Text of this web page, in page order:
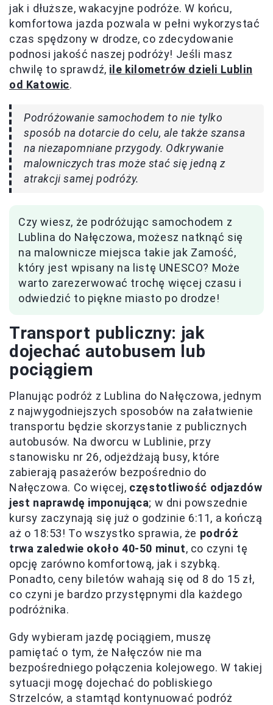
jak i dłuższe, wakacyjne podróże. W końcu,
komfortowa jazda pozwala w pełni wykorzystać
czas spędzony w drodze, co zdecydowanie
podnosi jakość naszej podróży! Jeśli masz
chwilę to sprawdź, ile kilometrów dzieli Lublin
od Katowic.
Podróżowanie samochodem to nie tylko
sposób na dotarcie do celu, ale także szansa
na niezapomniane przygody. Odkrywanie
malowniczych tras może stać się jedną z
atrakcji samej podróży.
Czy wiesz, że podróżując samochodem z
Lublina do Nałęczowa, możesz natknąć się
na malownicze miejsca takie jak Zamość,
który jest wpisany na listę UNESCO? Może
warto zarezerwować trochę więcej czasu i
odwiedzić to piękne miasto po drodze!
Transport publiczny: jak
dojechać autobusem lub
pociągiem
Planując podróż z Lublina do Nałęczowa, jednym
z najwygodniejszych sposobów na załatwienie
transportu będzie skorzystanie z publicznych
autobusów. Na dworcu w Lublinie, przy
stanowisku nr 26, odjeżdżają busy, które
zabierają pasażerów bezpośrednio do
Nałęczowa. Co więcej, częstotliwość odjazdów
jest naprawdę imponująca; w dni powszednie
kursy zaczynają się już o godzinie 6:11, a kończą
aż o 18:53! To wszystko sprawia, że podróż
trwa zaledwie około 40-50 minut, co czyni tę
opcję zarówno komfortową, jak i szybką.
Ponadto, ceny biletów wahają się od 8 do 15 zł,
co czyni je bardzo przystępnymi dla każdego
podróżnika.
Gdy wybieram jazdę pociągiem, muszę
pamiętać o tym, że Nałęczów nie ma
bezpośredniego połączenia kolejowego. W takiej
sytuacji mogę dojechać do pobliskiego
Strzelców, a stamtąd kontynuować podróż